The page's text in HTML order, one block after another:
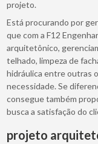
projeto.
Está procurando por
que com a F12
arquitetônico,
telhado, limpeza de
hidráulica entre outras
necessidade. Se
consegue também
busca a satisfação do
projeto